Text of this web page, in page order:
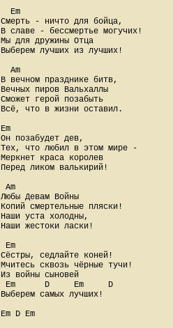
  Em
Смерть - ничто для бойца,
В славе - бессмертье могучих!
Мы для дружины Отца
Выберем лучших из лучших!
  Am
В вечном празднике битв,
Вечных пиров Вальхаллы
Сможет герой позабыть
Всё, что в жизни оставил.
Em
Он позабудет дев,
Тех, что любил в этом мире -
Меркнет краса королев
Перед ликом валькирий!
Am
Любы Девам Войны
Копий смертельные пляски!
Наши уста холодны,
Наши жестоки ласки!
Em
Сёстры, седлайте коней!
Мчитесь сквозь чёрные тучи!
Из войны сыновей
Em      D     Em     D
Выберем самых лучших!
Em D Em